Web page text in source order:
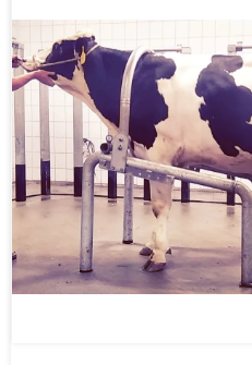
РОССИЙСКОЕ
Мясные быки
Молочные быки
МЯСНЫЕ БЫКИ ДЛЯ
ПОИСК БЫКОВ ПО НОМЕРУ
РАСХОДНЫЕ МАТЕРИАЛЫ И